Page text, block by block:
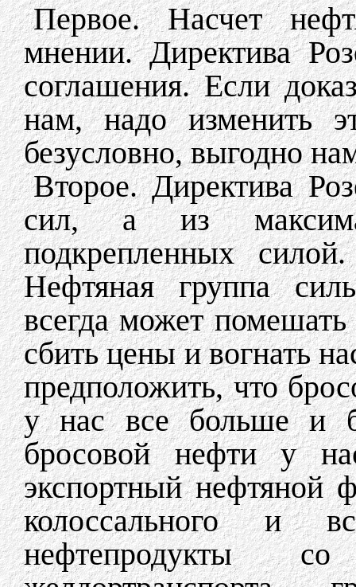
Первое. Насчет
мнении. Директива
соглашения. Если
нам, надо изменить
безусловно, выгодно
Второе. Директива
сил, а из
подкрепленных
Нефтяная группа
всегда может
сбить цены и вогнать
предположить, что
у нас все больше и
бросовой нефти у
экспортный нефтяной
колоссального и
нефтепродукты